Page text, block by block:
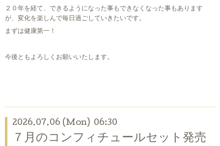
２０年を経て、できるようになった事もできなくなった事もあります
が、変化を楽しんで毎日過ごしていきたいです。
まずは健康第一！
今後ともよろしくお願いいたします。
2026.07.06 (Mon) 06:30
７月のコンフィチュールセット発売